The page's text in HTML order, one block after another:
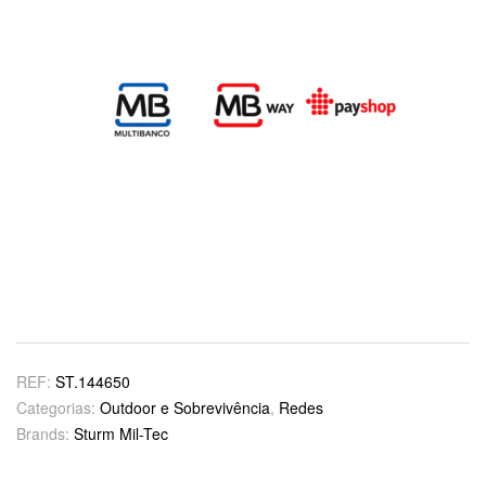
REF: ST.144650
Categorias: Outdoor e Sobrevivência, Redes
Brands: Sturm Mil-Tec